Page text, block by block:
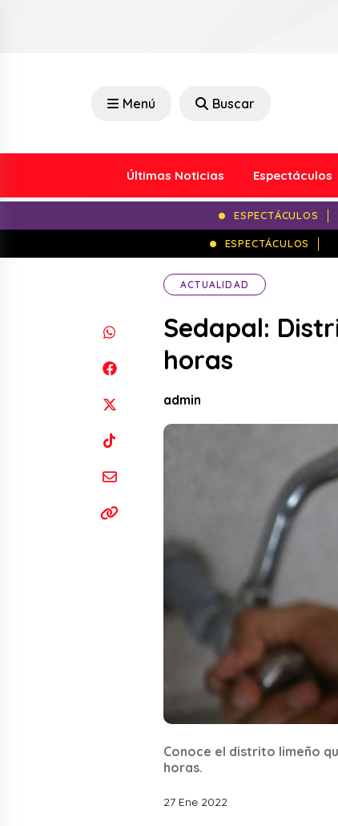
Menú Buscar
Últimas Noticias Espectáculos
ESPECTÁCULOS
ESPECTÁCULOS
ACTUALIDAD
Sedapal:
horas
admin
Conoce el distrito limeño
horas.
27 Ene 2022